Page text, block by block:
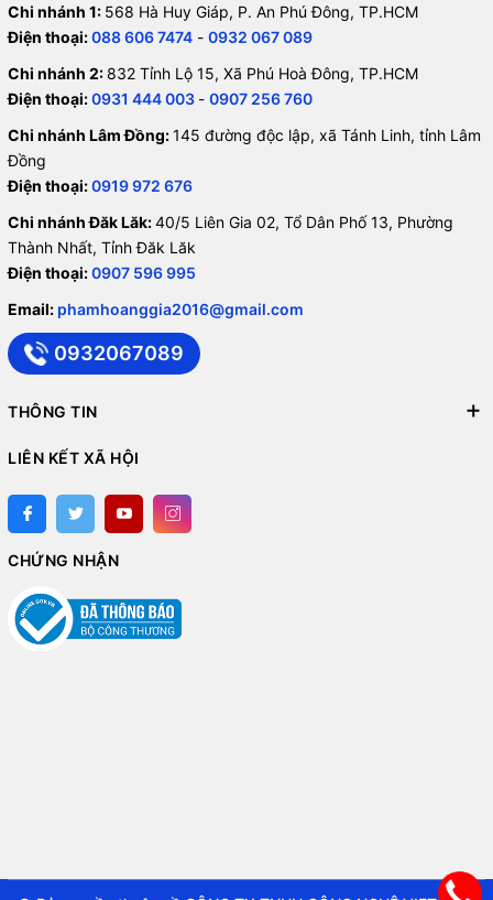
Chi nhánh 1: 568 Hà Huy Giáp, P. An Phú Đông, TP.HCM
Điện thoại:088 606 7474 - 0932 067 089
Chi nhánh 2: 832 Tỉnh Lộ 15, Xã Phú Hoà Đông, TP.HCM
Điện thoại:0931 444 003 - 0907 256 760
Chi nhánh Lâm Đồng:145 đường độc lập, xã Tánh Linh, tỉnh Lâm
Đồng
Điện thoại:0919 972 676
Chi nhánh Đăk Lăk:40/5 Liên Gia 02, Tổ Dân Phố 13, Phường
Thành Nhất, Tỉnh Đăk Lăk
Điện thoại:0907 596 995
Email: phamhoanggia2016@gmail.com
0932067089
THÔNG TIN
LIÊN KẾT XÃ HỘI
CHỨNG NHẬN